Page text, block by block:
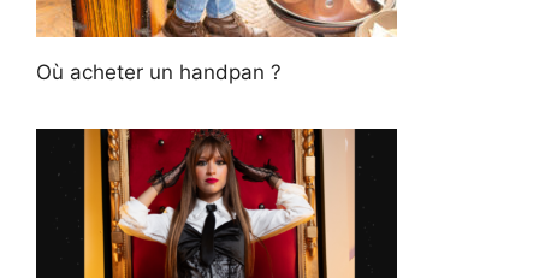
Où acheter un handpan ?